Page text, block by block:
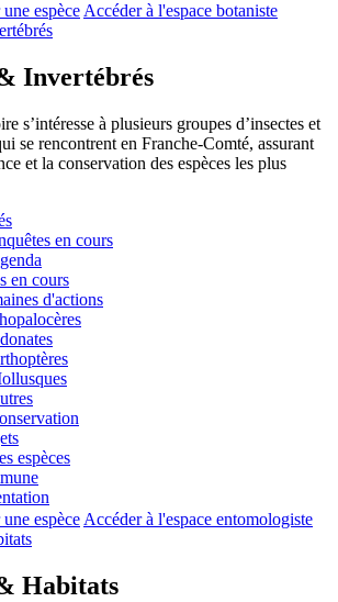
espèceAccéder à l'espace botaniste
Invertébrés
s’intéresse à plusieurs groupes d’insectes et
se rencontrent en Franche-Comté, assurant
et la conservation des espèces les plus
en cours
en cours
d'actions
espèces
espèce Accéder à l'espace entomologiste
Habitats